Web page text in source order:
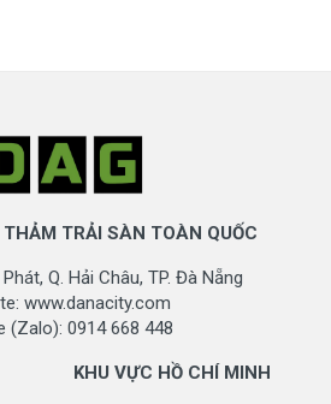
THẢM TRẢI SÀN TOÀN QUỐC
Q. Hải Châu, TP. Đà Nẵng
www.danacity.com
(Zalo): 0914 668 448
KHU VỰC HỒ CHÍ MINH